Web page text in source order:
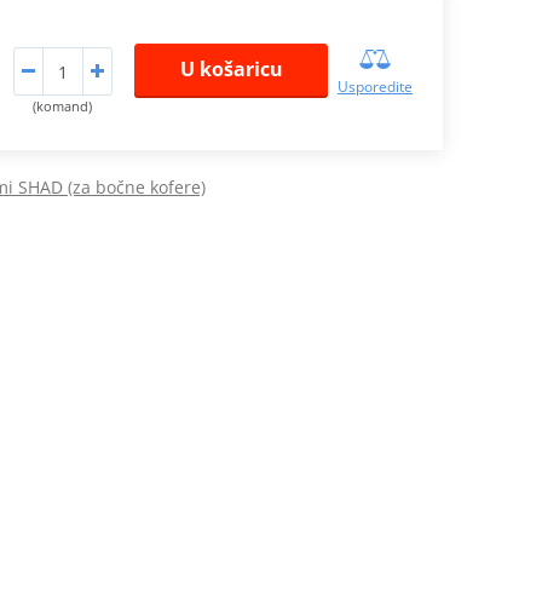
(komand)
U košaricu
Usporedite
SHAD (za bočne kofere)